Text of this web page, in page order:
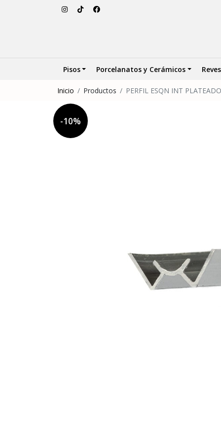
Pisos Porcelanatos y Cerámicos
Inicio Productos PERFIL ESQN INT
-10%